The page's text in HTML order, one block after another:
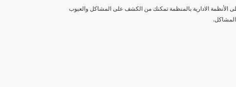
الأنظمة الادارية بالمنظمة تمكنك من الكشف على المشاكل والعيوب